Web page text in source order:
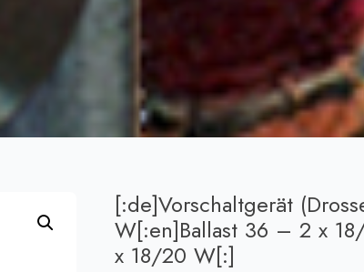
[:de]Vorschaltgerät
W[:en]Ballast 36 – 2 x
x 18/20 W[:]